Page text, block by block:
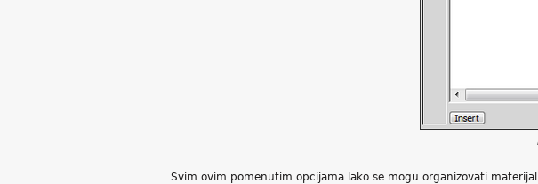
Svim ovim pomenutim opcijama lako se mogu organizovati